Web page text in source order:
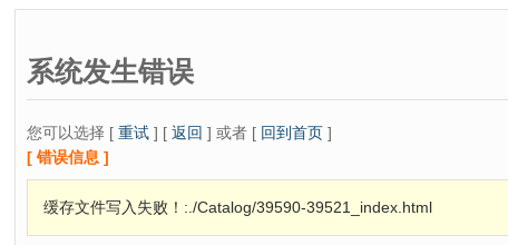
系统发生错误
您可以选择 [ 重试 ] [ 返回 ] 或者 [ 回到首页 ]
[ 错误信息 ]
缓存文件写入失败！:./Catalog/39590-39521_index.html